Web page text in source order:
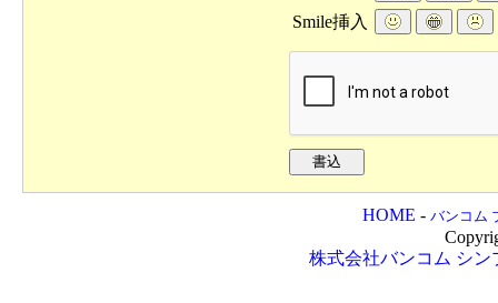
Smile挿入
HOME - バンコム
株式会社バンコム シン